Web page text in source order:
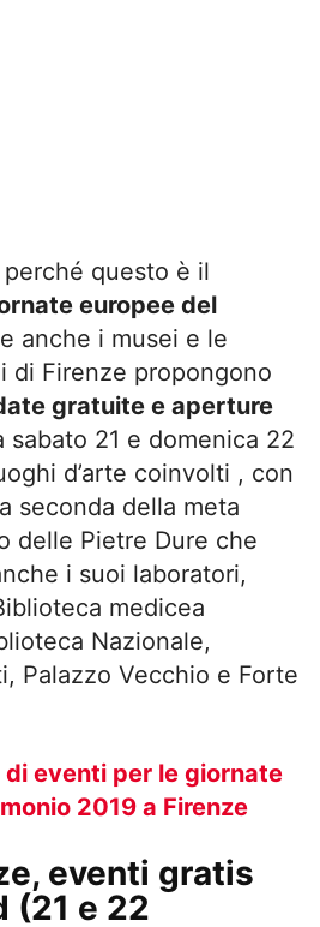
perché questo è il
europee del
e anche i musei e le
di Firenze propongono
gratuite e aperture
sabato 21 e domenica 22
d’arte coinvolti , con
seconda della meta
delle Pietre Dure che
i suoi laboratori,
medicea
Nazionale,
Palazzo Vecchio e Forte
di eventi per le giornate
2019 a Firenze
eventi gratis
(21 e 22